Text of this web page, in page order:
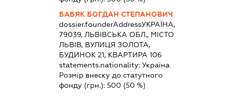
БАБЯК БОГДАН СТЕПАНОВИЧ
dossier.founderAddressУКРАЇНА,
79039, ЛЬВІВСЬКА ОБЛ., МІСТО
ЛЬВІВ, ВУЛИЦЯ ЗОЛОТА,
БУДИНОК 21, КВАРТИРА 106
statements.nationality: Україна
Розмір внеску до статутного
фонду (грн.): 500 (50 %)